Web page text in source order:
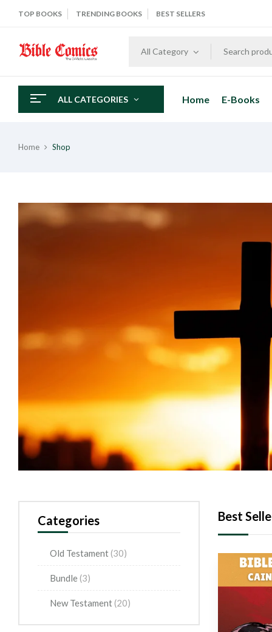
TOP BOOKS TRENDING BOOKS BEST SELLERS
All Category
ALL CATEGORIES Home E-Books
Home Shop
Categories
Old Testament (30)
Bundle (3)
New Testament (20)
Best